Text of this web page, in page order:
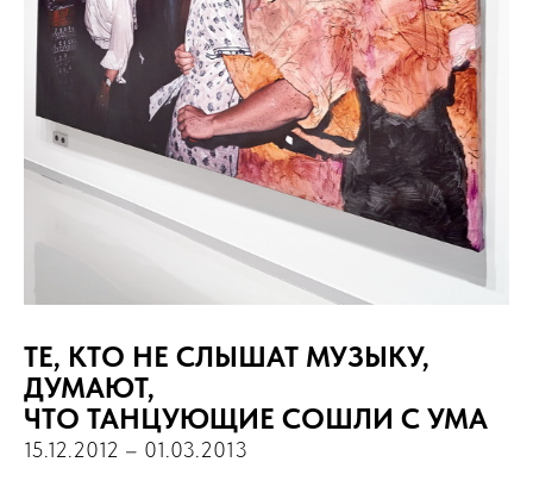
ТЕ, КТО НЕ СЛЫШАТ МУЗЫКУ,
ДУМАЮТ,
ЧТО ТАНЦУЮЩИЕ СОШЛИ С УМА
15.12.2012 – 01.03.2013